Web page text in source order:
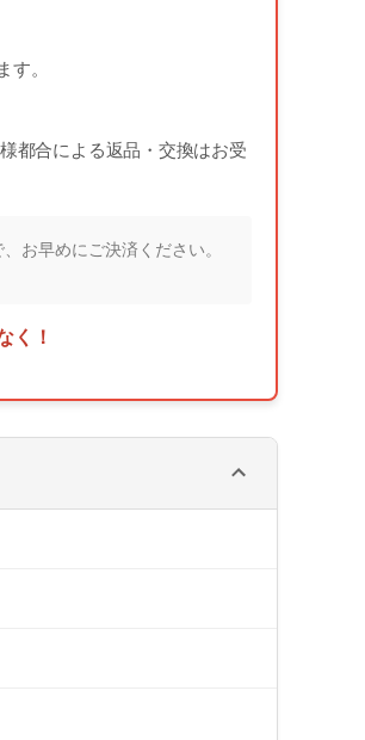
。
都合による返品・交換はお受
お早めにご決済ください。
く！